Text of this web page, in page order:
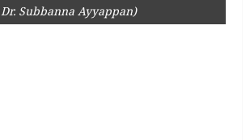
Dr. Subbanna Ayyappan)